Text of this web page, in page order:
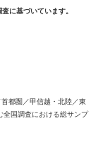
に基づいています。
都圏／甲信越・北陸／東
全国調査における総サンプ